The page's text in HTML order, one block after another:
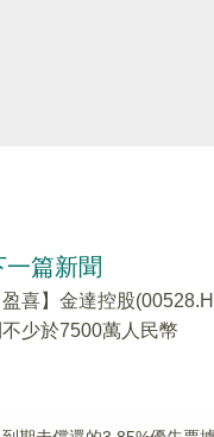
一篇新聞
盈喜】金達控股
少於7500萬人民幣